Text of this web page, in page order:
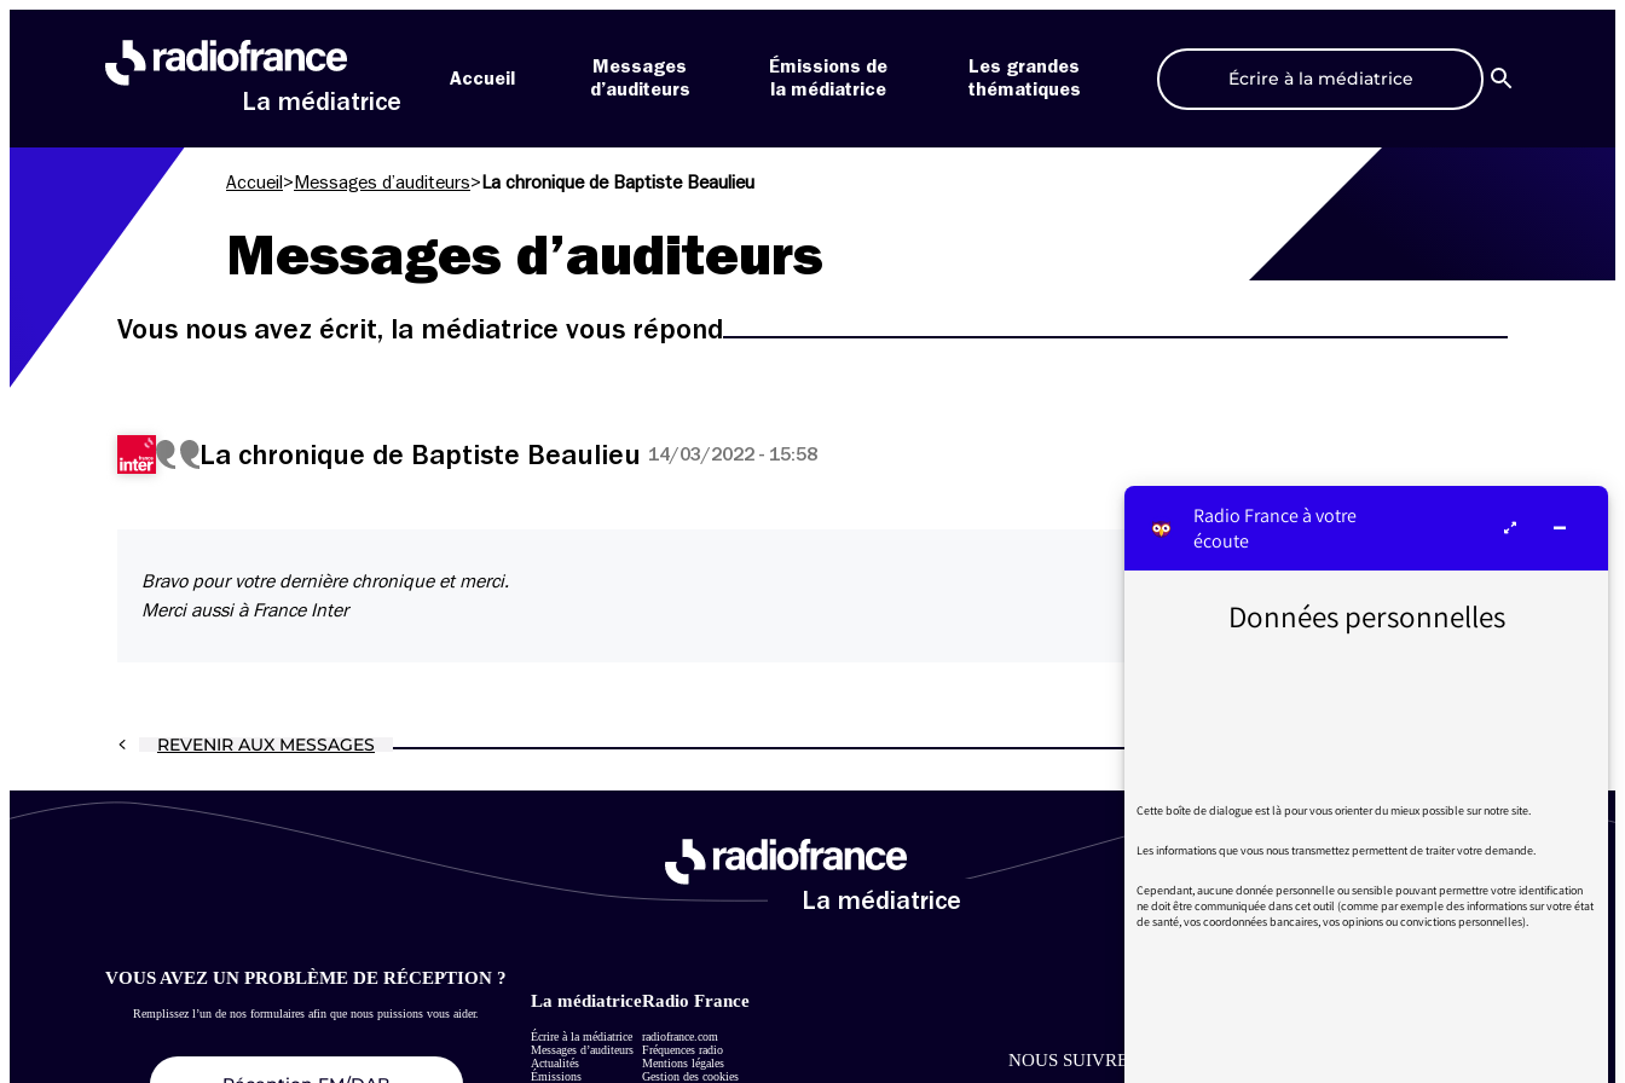
La médiatrice
Accueil
Messages
d’auditeurs
Émissions de
la médiatrice
Les grandes
thématiques
Écrire à la médiatrice
Recherche
Accueil > Messages d’auditeurs> La chronique de Baptiste Beaulieu
Messages d’auditeurs
Vous nous avez écrit, la médiatrice vous répond
La chronique de Baptiste Beaulieu 14/03/2022 - 15:58
Bravo pour votre dernière chronique et merci.
Merci aussi à France Inter
REVENIR AUX MESSAGES
La médiatrice
VOUS AVEZ UN PROBLÈME DE RÉCEPTION ?
Remplissez l’un de nos formulaires afin que nous puissions vous aider.
La médiatrice
Écrire à la médiatrice
Messages d’auditeurs
Actualités
Émissions
Radio France
radiofrance.com
Fréquences radio
Mentions légales
Gestion des cookies
NOUS SUIVRE SUR LES RÉSEAUX
Radio France à votre
écoute
Données personnelles
Cette boîte de dialogue est là pour vous orienter du mieux possible sur notre site.
Les informations que vous nous transmettez permettent de traiter votre demande.
Cependant, aucune donnée personnelle ou sensible pouvant permettre votre identification
ne doit être communiquée dans cet outil (comme par exemple des informations sur votre état
de santé, vos coordonnées bancaires, vos opinions ou convictions personnelles).